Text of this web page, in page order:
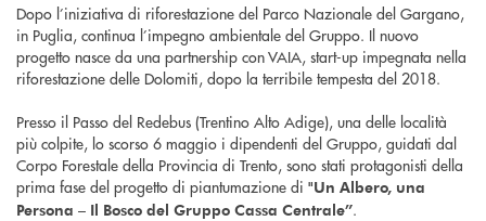
Dopo l’iniziativa di riforestazione del Parco Nazionale del Gargano,
in Puglia, continua l’impegno ambientale del Gruppo. Il nuovo
progetto nasce da una partnership con VAIA, start-up impegnata nella
riforestazione delle Dolomiti, dopo la terribile tempesta del 2018.
Presso il Passo del Redebus (Trentino Alto Adige), una delle località
più colpite, lo scorso 6 maggio i dipendenti del Gruppo, guidati dal
Corpo Forestale della Provincia di Trento, sono stati protagonisti della
prima fase del progetto di piantumazione di "Un Albero, una
Persona – Il Bosco del Gruppo Cassa Centrale”.